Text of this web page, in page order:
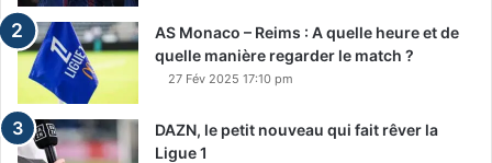
AS Monaco – Reims : A quelle heure et de
quelle manière regarder le match ?
27 Fév 2025 17:10 pm
DAZN, le petit nouveau qui fait rêver la
Ligue 1